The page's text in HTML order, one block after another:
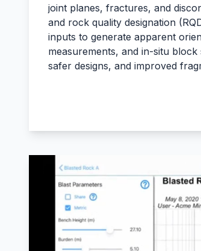
joint planes, fractures, and
and rock quality designation
inputs to generate apparent
measurements, and in-situ
safer designs, and improved